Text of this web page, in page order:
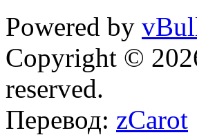
Powered by
Copyright ©
reserved.
Перевод: zCarot